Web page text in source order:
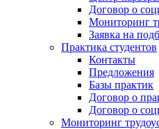
Договор о
Мониторинг
Заявка на
Практика студентов
Контакты
Предложения
Базы практик
Договор о
Договор о
Мониторинг